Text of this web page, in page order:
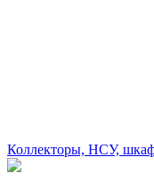
Коллекторы, НСУ,